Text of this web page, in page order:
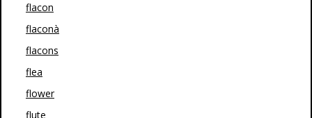
flacon
flaconà
flacons
flea
flower
flute